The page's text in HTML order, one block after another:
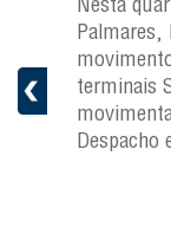
a
Palmares,
terminais